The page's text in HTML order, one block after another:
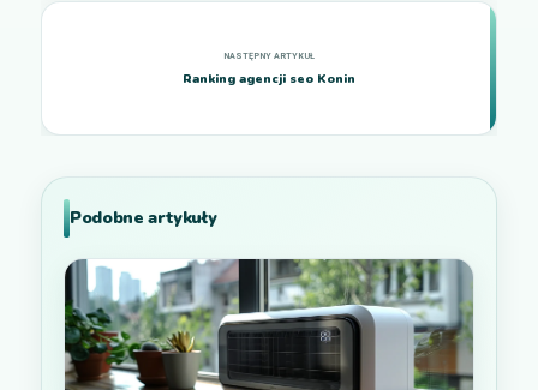
Ranking agencji seo Konin
Podobne artykuły